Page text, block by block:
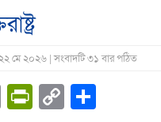
মে ২০২৬ | সংবাদটি ৩১ বার পঠিত
EmailPrintFriendly
Copy